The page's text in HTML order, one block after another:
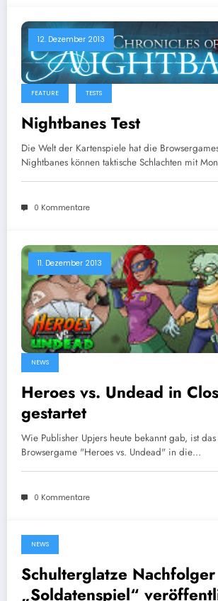
12. Dezember 2013
FEATURE TESTS
Nightbanes Test
Die Welt der Kartenspiele hat die
Nightbanes können taktische Schlachten mit
0 Kommentare
11. Dezember 2013
NEWS
Heroes vs. Undead in
gestartet
Wie Publisher Upjers heute bekannt gab, ist das
Browsergame "Heroes vs. Undead" in die…
0 Kommentare
10. Dezember 2013
NEWS
Schulterglatze Nachfolger
„Soldatenspiel“